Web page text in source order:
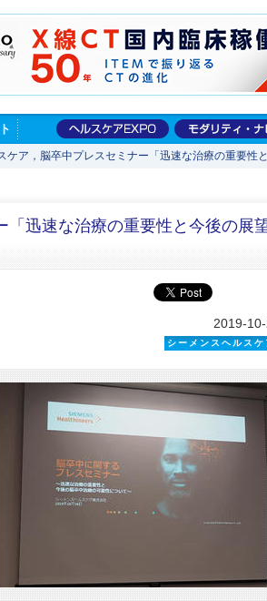
ケア，脳卒中プレスセミナー「迅速な治療の重要性
迅速な治療の重要性と今後の展
2019-
シーメンスヘルスケ